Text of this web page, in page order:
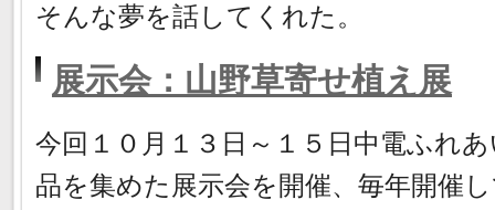
そんな夢を話してくれた。
展示会：山野草寄せ植え展
今回１０月１３日～１５日中電ふれ
品を集めた展示会を開催、毎年開催